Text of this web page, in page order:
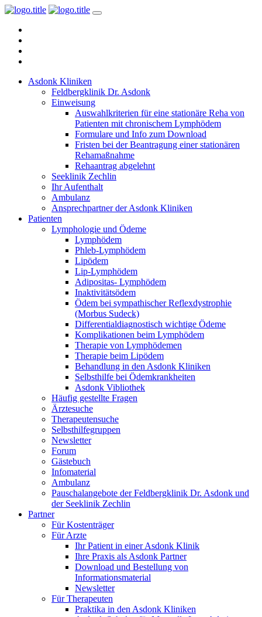
Asdonk Kliniken
Feldbergklinik Dr. Asdonk
Einweisung
Auswahlkriterien für eine stationäre Reha von
Patienten mit chronischem Lymphödem
Formulare und Info zum Download
Fristen bei der Beantragung einer stationären
Rehamaßnahme
Rehaantrag abgelehnt
Seeklinik Zechlin
Ihr Aufenthalt
Ambulanz
Ansprechpartner der Asdonk Kliniken
Patienten
Lymphologie und Ödeme
Lymphödem
Phleb-Lymphödem
Lipödem
Lip-Lymphödem
Adipositas- Lymphödem
Inaktivitätsödem
Ödem bei sympathischer Reflexdystrophie
(Morbus Sudeck)
Differentialdiagnostisch wichtige Ödeme
Komplikationen beim Lymphödem
Therapie von Lymphödemen
Therapie beim Lipödem
Behandlung in den Asdonk Kliniken
Selbsthilfe bei Ödemkrankheiten
Asdonk Vibliothek
Häufig gestellte Fragen
Ärztesuche
Therapeutensuche
Selbsthilfegruppen
Newsletter
Forum
Gästebuch
Infomaterial
Ambulanz
Pauschalangebote der Feldbergklinik Dr. Asdonk und
der Seeklinik Zechlin
Partner
Für Kostenträger
Für Arzte
Ihr Patient in einer Asdonk Klinik
Ihre Praxis als Asdonk Partner
Download und Bestellung von
Informationsmaterial
Newsletter
Für Therapeuten
Praktika in den Asdonk Kliniken